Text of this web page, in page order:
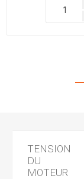
TENSION
DU
MOTEUR